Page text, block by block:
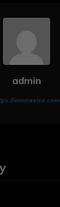
admin
imnmexico.com